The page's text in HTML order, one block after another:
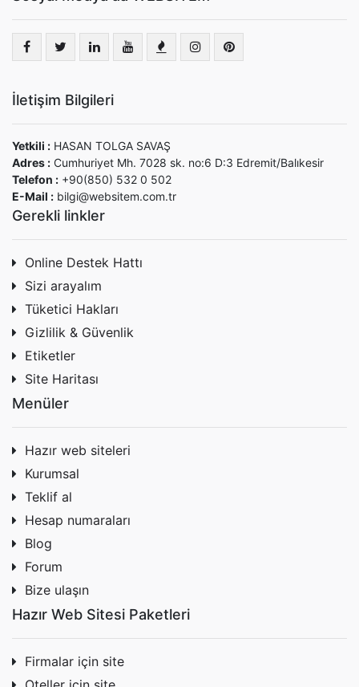
İletişim Bilgileri
Yetkili : HASAN TOLGA SAVAŞ
Adres : Cumhuriyet Mh. 7028 sk. no:6 D:3 Edremit/Balıkesir
Telefon : +90(850) 532 0 502
E-Mail : bilgi@websitem.com.tr
Gerekli linkler
Online Destek Hattı
Sizi arayalım
Tüketici Hakları
Gizlilik & Güvenlik
Etiketler
Site Haritası
Menüler
Hazır web siteleri
Kurumsal
Teklif al
Hesap numaraları
Blog
Forum
Bize ulaşın
Hazır Web Sitesi Paketleri
Firmalar için site